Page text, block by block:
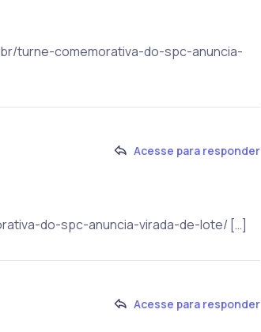
turne-comemorativa-do-spc-anuncia-
Acesse para responder
do-spc-anuncia-virada-de-lote/ […]
Acesse para responder